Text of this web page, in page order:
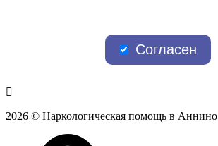
Согласен
2026 © Наркологическая помощь в Аннино